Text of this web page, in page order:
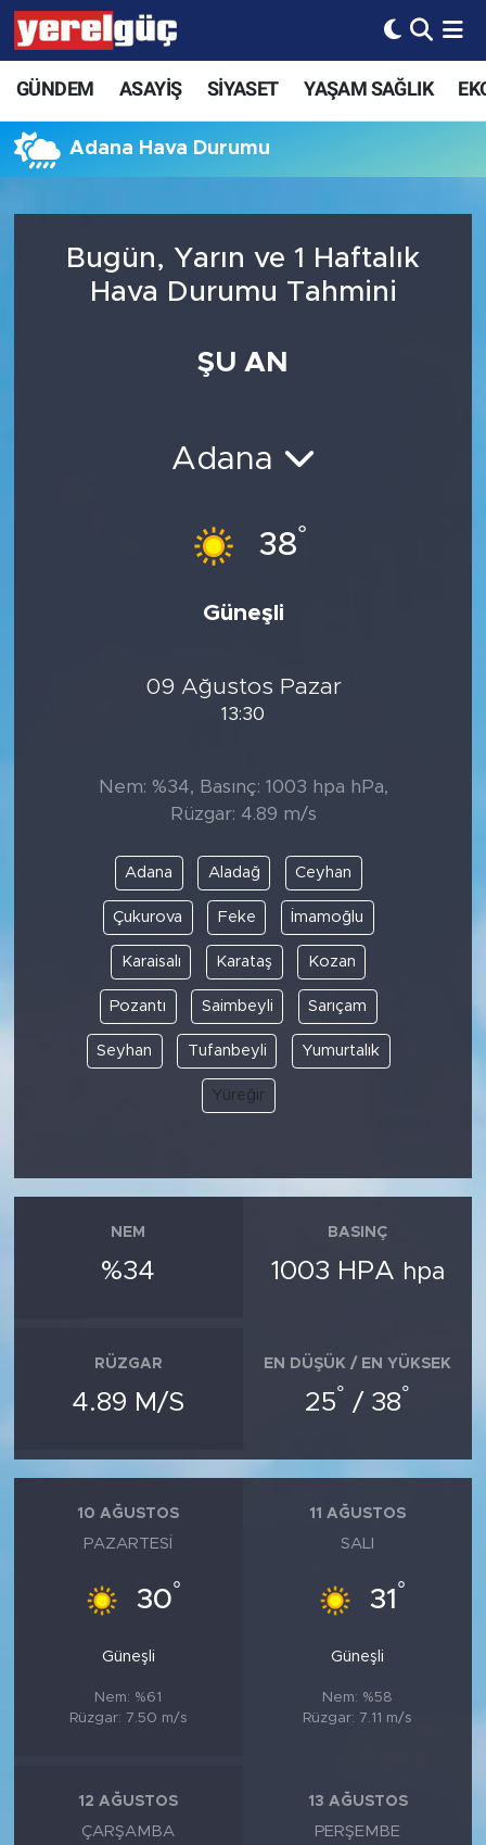
GÜNDEM ASAYİŞ SİYASET YAŞAM SAĞLIK
Adana Hava Durumu
Bugün, Yarın ve 1 Haftalık
Hava Durumu Tahmini
ŞU AN
Adana
38°
Güneşli
09 Ağustos Pazar
13:30
Nem: %34, Basınç: 1003 hpa hPa,
Rüzgar: 4.89 m/s
Adana Aladağ Ceyhan
Çukurova Feke İmamoğlu
Karaisalı Karataş Kozan
Pozantı Saimbeyli Sarıçam
Seyhan Tufanbeyli Yumurtalık
Yüreğir
NEM
%34
BASINÇ
1003 HPA hpa
RÜZGAR
4.89 M/S
EN DÜŞÜK / EN YÜKSEK
25° / 38°
10 AĞUSTOS
PAZARTESI
30°
Güneşli
Nem: %61
Rüzgar: 7.50 m/s
11 AĞUSTOS
SALI
31 °
Güneşli
Nem: %58
Rüzgar: 7.11 m/s
12 AĞUSTOS
ÇARŞAMBA
13 AĞUSTOS
PERŞEMBE